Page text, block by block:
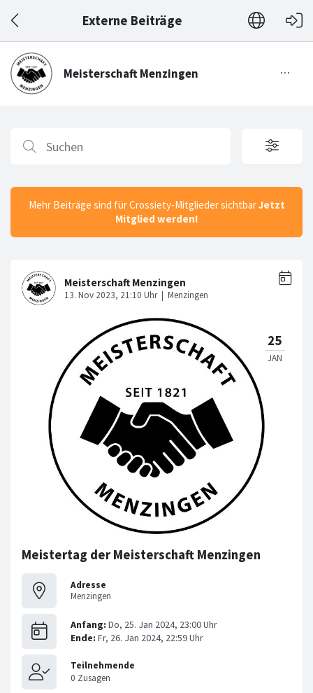
Externe Beiträge
Mehr Beiträge sind für Crossiety-Mitglieder sichtbarJetzt
Mitglied werden!
Meistertag der Meisterschaft Menzingen
Adresse
Menzingen